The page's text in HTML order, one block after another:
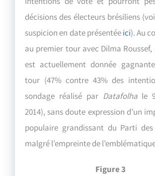
décisions des électeurs brésiliens
suspicion en date présentéeici).Au
au premier tour avec Dilma Roussef,
est actuellement donnée
tour (47% contre 43% des
sondage réalisé par Datafolhale 9
2014), sans doute expression d’un
populaire grandissant du Parti des
malgré l’empreinte de
Figure 3